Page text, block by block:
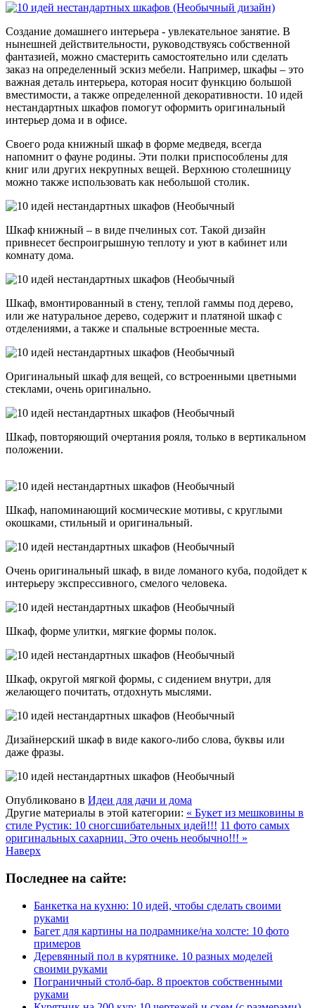
Создание домашнего интерьера - увлекательное занятие. В
нынешней действительности, руководствуясь собственной
фантазией, можно смастерить самостоятельно или сделать
заказ на определенный эскиз мебели. Например, шкафы – это
важная деталь интерьера, которая носит функцию большой
вместимости, а также определенной декоративности. 10 идей
нестандартных шкафов помогут оформить оригинальный
интерьер дома и в офисе.
Своего рода книжный шкаф в форме медведя, всегда
напомнит о фауне родины. Эти полки приспособлены для
книг или других некрупных вещей. Верхнюю столешницу
можно также использовать как небольшой столик.
Шкаф книжный – в виде пчелиных сот. Такой дизайн
привнесет беспроигрышную теплоту и уют в кабинет или
комнату дома.
Шкаф, вмонтированный в стену, теплой гаммы под дерево,
или же натуральное дерево, содержит и платяной шкаф с
отделениями, а также и спальные встроенные места.
Оригинальный шкаф для вещей, со встроенными цветными
стеклами, очень оригинально.
Шкаф, повторяющий очертания рояля, только в вертикальном
положении.
Шкаф, напоминающий космические мотивы, с круглыми
окошками, стильный и оригинальный.
Очень оригинальный шкаф, в виде ломаного куба, подойдет к
интерьеру экспрессивного, смелого человека.
Шкаф, форме улитки, мягкие формы полок.
Шкаф, округой мягкой формы, с сидением внутри, для
желающего почитать, отдохнуть мыслями.
Дизайнерский шкаф в виде какого-либо слова, буквы или
даже фразы.
Опубликовано в Идеи для дачи и дома
Другие материалы в этой категории: « Букет из мешковины в
стиле Рустик: 10 сногсшибательных идей!!! 11 фото самых
оригинальных сахарниц. Это очень необычно!!! »
Наверх
Последнее на сайте:
Банкетка на кухню: 10 идей, чтобы сделать своими
руками
Багет для картины на подрамнике/на холсте: 10 фото
примеров
Деревянный пол в курятнике. 10 разных моделей
своими руками
Пограничный столб-бар. 8 проектов собственными
руками